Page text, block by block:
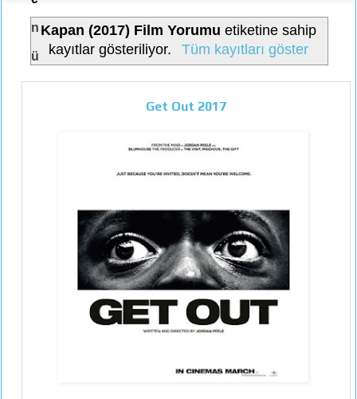
n
ü
Kapan (2017) Film Yorumu etiketine sahip
kayıtlar gösteriliyor.
Tüm kayıtları göster
Get Out 2017